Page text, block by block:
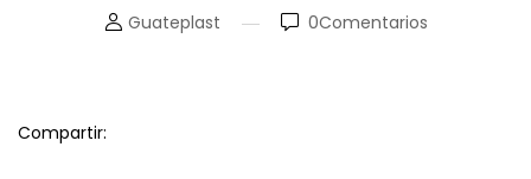
Guateplast 0Comentarios
Compartir: